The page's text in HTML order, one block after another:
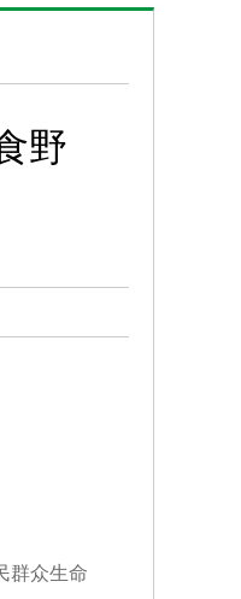
野
群众生命